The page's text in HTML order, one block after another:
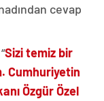
cevap
Sizi temiz bir
Cumhuriyetin
Özgür Özel